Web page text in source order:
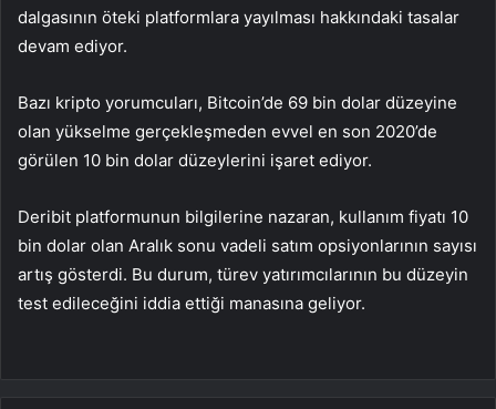
dalgasının öteki platformlara yayılması hakkındaki tasalar
devam ediyor.
Bazı kripto yorumcuları, Bitcoin’de 69 bin dolar düzeyine
olan yükselme gerçekleşmeden evvel en son 2020’de
görülen 10 bin dolar düzeylerini işaret ediyor.
Deribit platformunun bilgilerine nazaran, kullanım fiyatı 10
bin dolar olan Aralık sonu vadeli satım opsiyonlarının sayısı
artış gösterdi. Bu durum, türev yatırımcılarının bu düzeyin
test edileceğini iddia ettiği manasına geliyor.